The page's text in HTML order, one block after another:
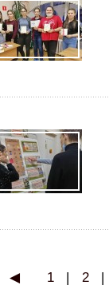
◀ 1 | 2 |